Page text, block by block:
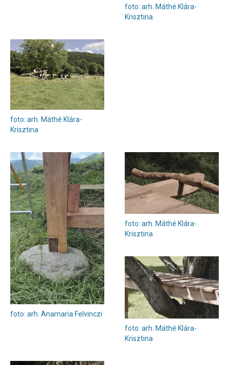
foto: arh. Máthé Klára-
Krisztina
foto: arh. Máthé Klára-
Krisztina
foto: arh. Anamaria Felvinczi
foto: arh. Máthé Klára-
Krisztina
foto: arh. Máthé Klára-
Krisztina